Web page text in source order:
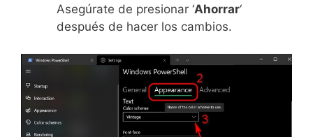
Asegúrate de presionar ‘Ahorrar‘
después de hacer los cambios.